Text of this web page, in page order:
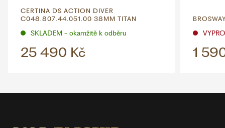
CERTINA DS ACTION DIVER
C048.807.44.051.00 38MM TITAN
SKLADEM - okamžitě k odběru
25 490 Kč 1